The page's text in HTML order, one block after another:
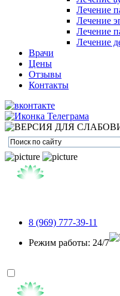
Лечение
Лечение
Лечение
Лечение
Врачи
Цены
Отзывы
Контакты
8 (969) 777-39-11
Режим работы: 24/7